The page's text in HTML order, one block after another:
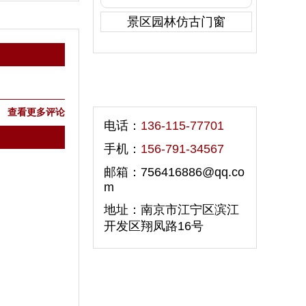
查看更多评论
景区园林仿古门窗
电话： 136-115-77701
手机： 156-791-34567
邮箱：756416886@qq.co
m
地址：南京市江宁区滨江
开发区翔凤路16号